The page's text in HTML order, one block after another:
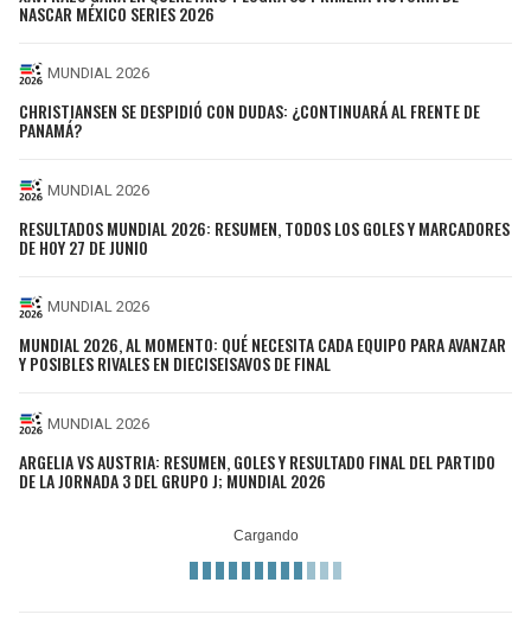
NASCAR MÉXICO SERIES 2026
MUNDIAL 2026
CHRISTIANSEN SE DESPIDIÓ CON DUDAS: ¿CONTINUARÁ AL FRENTE DE
PANAMÁ?
MUNDIAL 2026
RESULTADOS MUNDIAL 2026: RESUMEN, TODOS LOS GOLES Y MARCADORES
DE HOY 27 DE JUNIO
MUNDIAL 2026
MUNDIAL 2026, AL MOMENTO: QUÉ NECESITA CADA EQUIPO PARA AVANZAR
Y POSIBLES RIVALES EN DIECISEISAVOS DE FINAL
MUNDIAL 2026
ARGELIA VS AUSTRIA: RESUMEN, GOLES Y RESULTADO FINAL DEL PARTIDO
DE LA JORNADA 3 DEL GRUPO J; MUNDIAL 2026